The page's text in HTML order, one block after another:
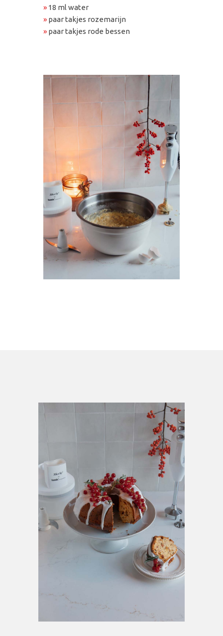
» 18 ml water
» paar takjes rozemarijn
» paar takjes rode bessen